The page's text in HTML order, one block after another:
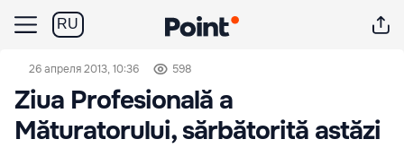
RU
26 апреля 2013, 10:36 598
Ziua Profesională a
Măturatorului, sărbătorită astăzi